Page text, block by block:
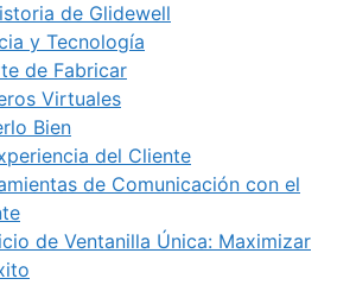
de Glidewell
y Tecnología
de Fabricar
Virtuales
Bien
del Cliente
de Comunicación con el
de Ventanilla Única: Maximizar